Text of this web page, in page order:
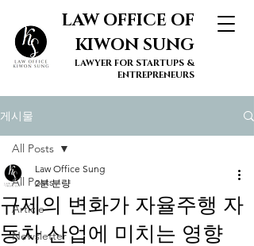
LAW OFFICE OF
KIWON SUNG
LAWYER FOR STARTUPS &
ENTREPRENEURS
게시물
All Posts
Article
Newsletter
All Posts
규제의 변화가 자율주행 자
동차 산업에 미치는 영향
Law Office Sung
2분 분량